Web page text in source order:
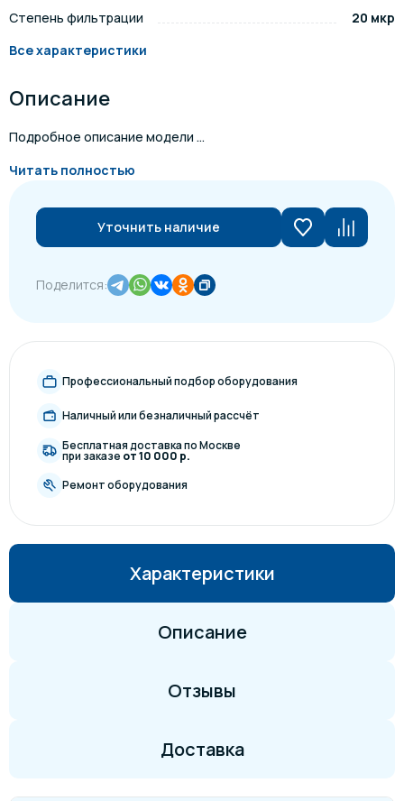
Степень фильтрации
20 мкр
Все характеристики
Описание
Подробное описание модели ...
Читать полностью
Уточнить наличие
Поделится:
Профессиональный подбор оборудования
Наличный или безналичный рассчёт
Бесплатная доставка по Москве
при заказе от 10 000 р.
Ремонт оборудования
Характеристики
Описание
Отзывы
Доставка